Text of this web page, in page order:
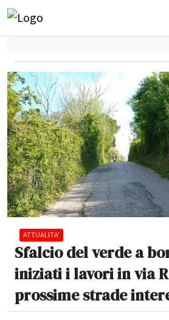
ATTUALITA'
Sfalcio del verde a
iniziati i lavori in via
prossime strade